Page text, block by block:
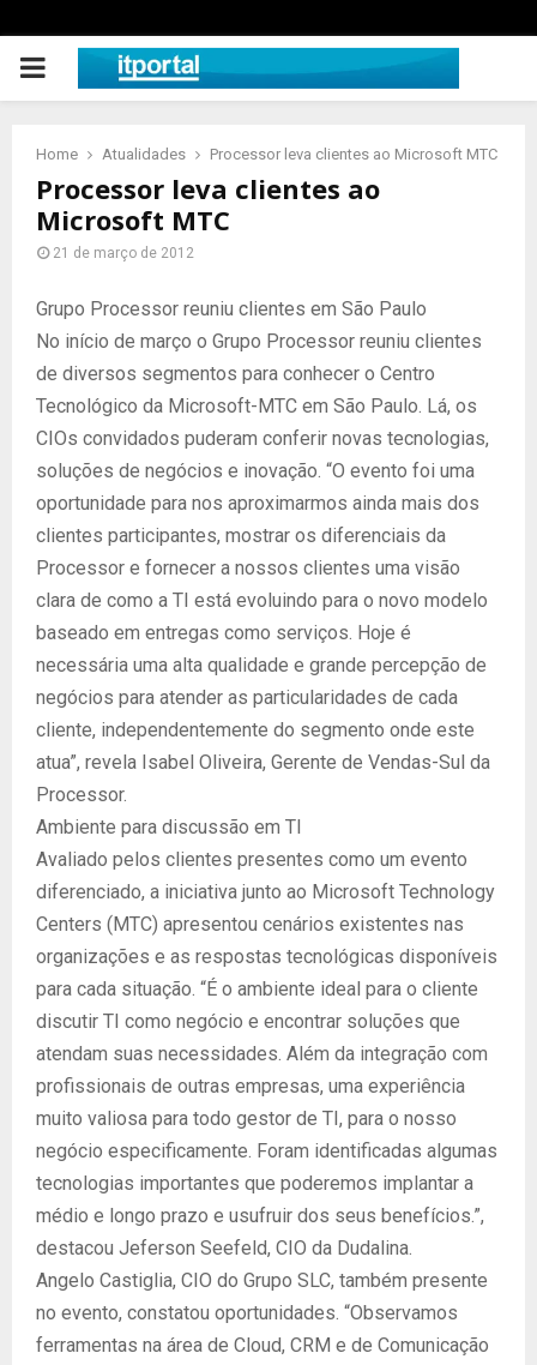
PRIMARY
Home Atualidades Processor leva clientes ao Microsoft MTC
Processor leva clientes ao
Microsoft MTC
21 de março de 2012
Grupo Processor reuniu clientes em São Paulo
No início de março o Grupo Processor reuniu clientes
de diversos segmentos para conhecer o Centro
Tecnológico da Microsoft-MTC em São Paulo. Lá, os
CIOs convidados puderam conferir novas tecnologias,
soluções de negócios e inovação. “O evento foi uma
oportunidade para nos aproximarmos ainda mais dos
clientes participantes, mostrar os diferenciais da
Processor e fornecer a nossos clientes uma visão
clara de como a TI está evoluindo para o novo modelo
baseado em entregas como serviços. Hoje é
necessária uma alta qualidade e grande percepção de
negócios para atender as particularidades de cada
cliente, independentemente do segmento onde este
atua”, revela Isabel Oliveira, Gerente de Vendas-Sul da
Processor.
Ambiente para discussão em TI
Avaliado pelos clientes presentes como um evento
diferenciado, a iniciativa junto ao Microsoft Technology
Centers (MTC) apresentou cenários existentes nas
organizações e as respostas tecnológicas disponíveis
para cada situação. “É o ambiente ideal para o cliente
discutir TI como negócio e encontrar soluções que
atendam suas necessidades. Além da integração com
profissionais de outras empresas, uma experiência
muito valiosa para todo gestor de TI, para o nosso
negócio especificamente. Foram identificadas algumas
tecnologias importantes que poderemos implantar a
médio e longo prazo e usufruir dos seus benefícios.”,
destacou Jeferson Seefeld, CIO da Dudalina.
Angelo Castiglia, CIO do Grupo SLC, também presente
no evento, constatou oportunidades. “Observamos
ferramentas na área de Cloud, CRM e de Comunicação